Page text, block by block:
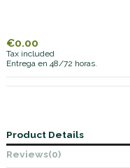
€0.00
Tax included
Entrega en 48/72 horas.
Product Details
Reviews(0)